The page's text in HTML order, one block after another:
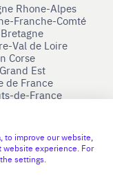
Rhone-Alpes
Franche-Comté
Val de Loire
Corse
Est
de France
de-France
Aquitaine
de la Loire
Côte d'Azur
to improve our website,
website experience. For
settings.